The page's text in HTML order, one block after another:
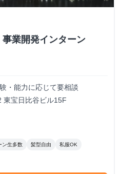
業開発インターン
・能力に応じて要相談
東宝日比谷ビル15F
ン生多数 髪型自由 私服OK